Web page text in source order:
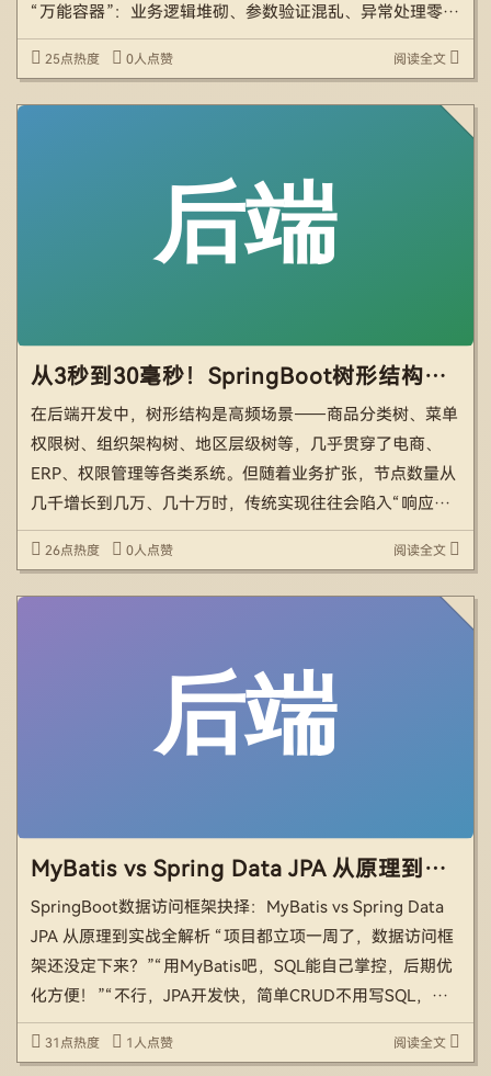
“万能容器”：业务逻辑堆砌、参数验证混乱、异常处理零
散、依赖耦合严重，最终变成维护噩梦。 本文基于 SOLID
设计原 […]
25点热度 0人点赞 阅读全文
从3秒到30毫秒！SpringBoot树形结构深度优化指南：不止于O(n)算法的全链路提速方案
在后端开发中，树形结构是高频场景——商品分类树、菜单
权限树、组织架构树、地区层级树等，几乎贯穿了电商、
ERP、权限管理等各类系统。但随着业务扩张，节点数量从
几千增长到几万、几十万时，传统实现往往会陷入“响应超
时、数据库雪崩”的困境。 某电商项目曾遭遇典型性能灾
难：首页分类树加载耗时3-5秒，高峰期数据库连接池耗尽
导致系 […]
26点热度 0人点赞 阅读全文
MyBatis vs Spring Data JPA 从原理到实战全解析
SpringBoot数据访问框架抉择：MyBatis vs Spring Data
JPA 从原理到实战全解析 “项目都立项一周了，数据访问框
架还没定下来？”“用MyBatis吧，SQL能自己掌控，后期优
化方便！”“不行，JPA开发快，简单CRUD不用写SQL，两
周就能出原型！”——这种因框架选择引发的争论，几乎是
每个 […]
31点热度 1人点赞 阅读全文